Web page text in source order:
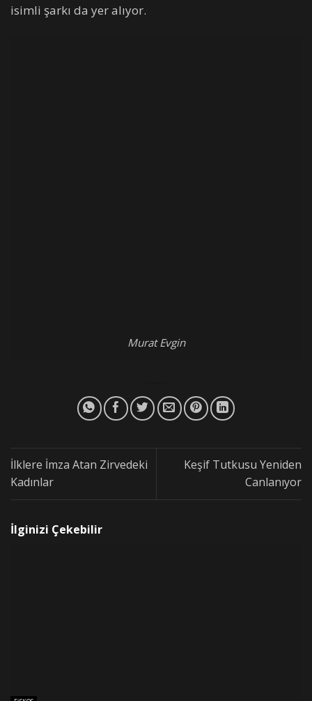
isimli şarkı da yer alıyor.
Murat Evgin
İlklere İmza Atan Zirvedeki
Kadınlar
Keşif Tutkusu Yeniden
Canlanıyor
İlginizi Çekebilir